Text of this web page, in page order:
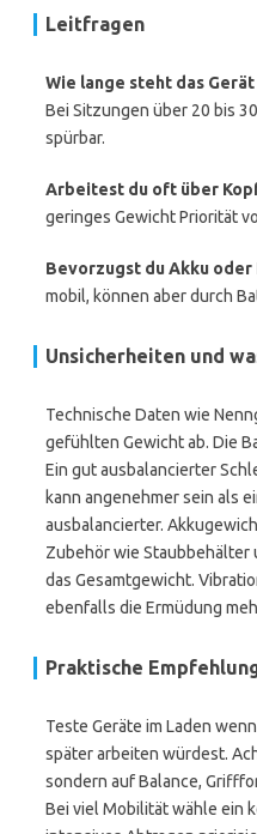
Leitfragen
Wie lange steht das
Bei Sitzungen über 20 bis
spürbar.
Arbeitest du oft über
geringes Gewicht Priorität
Bevorzugst du Akku oder
mobil, können aber durch
Unsicherheiten und
Technische Daten wie
gefühlten Gewicht ab. Die
Ein gut ausbalancierter
kann angenehmer sein als
ausbalancierter.
Zubehör wie
das Gesamtgewicht.
ebenfalls die Ermüdung
Praktische
Teste Geräte im Laden
später arbeiten würdest.
sondern auf Balance,
Bei viel Mobilität wähle ein